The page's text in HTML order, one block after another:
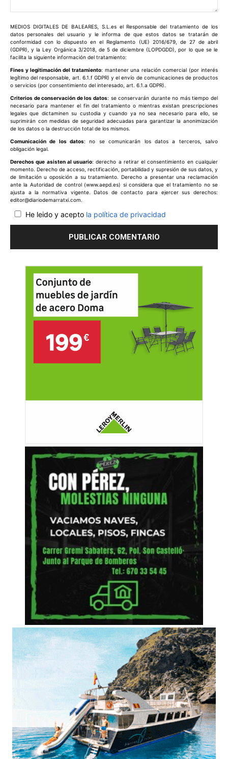
MEDIOS DIGITALES DE BALEARES, S.L.es el Responsable del tratamiento de los
datos personales del usuario y le informa de que estos datos se tratarán de
conformidad con lo dispuesto en el Reglamento (UE) 2016/679, de 27 de abril
(GDPR), y la Ley Orgánica 3/2018, de 5 de diciembre (LOPDGDD), por lo que se le
facilita la siguiente información del tratamiento:
Fines y legitimación del tratamiento: mantener una relación comercial (por interés
legítimo del responsable, art. 6.1.f GDPR) y el envío de comunicaciones de productos
o servicios (por consentimiento del interesado, art. 6.1.a GDPR).
Criterios de conservación de los datos: se conservarán durante no más tiempo del
necesario para mantener el fin del tratamiento o mientras existan prescripciones
legales que dictaminen su custodia y cuando ya no sea necesario para ello, se
suprimirán con medidas de seguridad adecuadas para garantizar la anonimización
de los datos o la destrucción total de los mismos.
Comunicación de los datos: no se comunicarán los datos a terceros, salvo
obligación legal.
Derechos que asisten al usuario: derecho a retirar el consentimiento en cualquier
momento. Derecho de acceso, rectificación, portabilidad y supresión de sus datos, y
de limitación u oposición a su tratamiento. Derecho a presentar una reclamación
ante la Autoridad de control (www.aepd.es) si considera que el tratamiento no se
ajusta a la normativa vigente. Datos de contacto para ejercer sus derechos:
editor@diariodemarratxi.com.
He leido y acepto la política de privacidad